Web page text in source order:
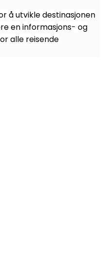
å utvikle destinasjonen
en informasjons- og
alle reisende